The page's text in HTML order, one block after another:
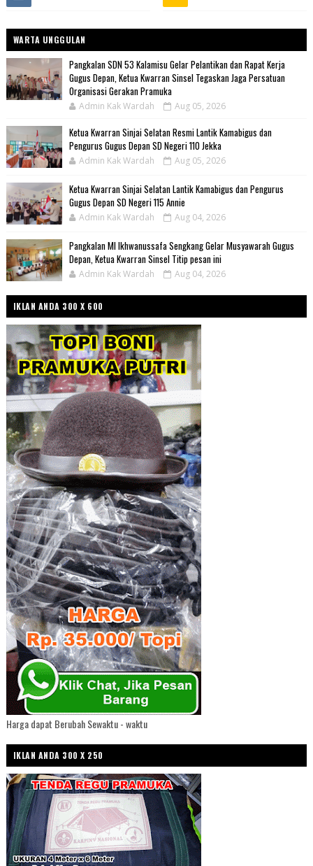
WARTA UNGGULAN
Pangkalan SDN 53 Kalamisu Gelar Pelantikan dan Rapat Kerja
Gugus Depan, Ketua Kwarran Sinsel Tegaskan Jaga Persatuan
Organisasi Gerakan Pramuka
Admin Kak Wardah Aug 05, 2026
Ketua Kwarran Sinjai Selatan Resmi Lantik Kamabigus dan
Pengurus Gugus Depan SD Negeri 110 Jekka
Admin Kak Wardah Aug 05, 2026
Ketua Kwarran Sinjai Selatan Lantik Kamabigus dan Pengurus
Gugus Depan SD Negeri 115 Annie
Admin Kak Wardah Aug 04, 2026
Pangkalan MI Ikhwanussafa Sengkang Gelar Musyawarah Gugus
Depan, Ketua Kwarran Sinsel Titip pesan ini
Admin Kak Wardah Aug 04, 2026
IKLAN ANDA 300 X 600
Harga dapat Berubah Sewaktu - waktu
IKLAN ANDA 300 X 250